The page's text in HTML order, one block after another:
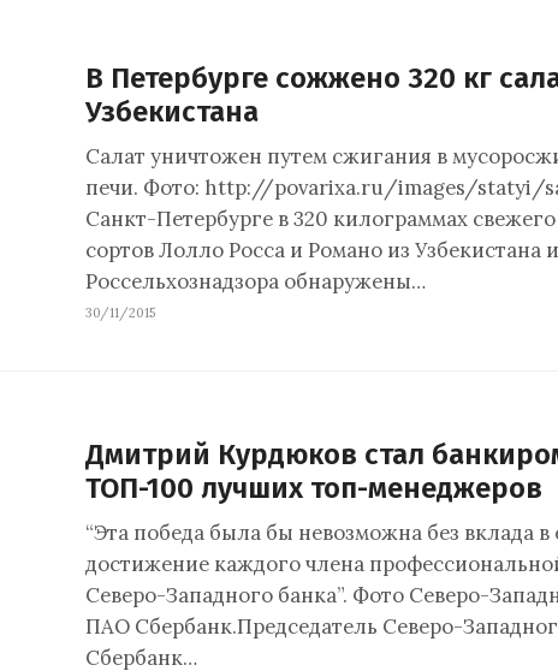
В Петербурге сожжено 320 кг
Узбекистана
Салат уничтожен путем сжигания в
печи. Фото: http://povarixa.ru/images/statyi/
Санкт-Петербурге в 320 килограммах свежего
сортов Лолло Росса и Романо из Узбекистана
Россельхознадзора обнаружены…
30/11/2015
Дмитрий Курдюков стал
ТОП-100 лучших топ-менеджеров
“Эта победа была бы невозможна без вклада в
достижение каждого члена
Северо-Западного банка”. Фото Северо-
ПАО Сбербанк.Председатель Северо-
Сбербанк…